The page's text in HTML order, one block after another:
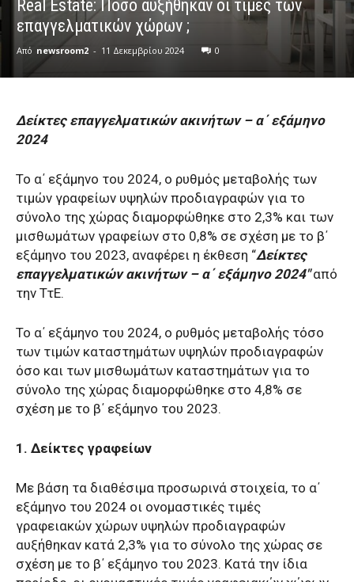
Real Estate: Πόσο αυξήθηκαν οι τιμές των
επαγγελματικών χώρων ;
Από newsroom2 - 11 Δεκεμβρίου 2024 0
Δείκτες επαγγελματικών ακινήτων – α΄ εξάμηνο
2024
Το α΄ εξάμηνο του 2024, ο ρυθμός μεταβολής των
τιμών γραφείων υψηλών προδιαγραφών για το
σύνολο της χώρας διαμορφώθηκε στο 2,3% και των
μισθωμάτων γραφείων στο 0,8% σε σχέση με το β΄
εξάμηνο του 2023, αναφέρει η έκθεση “Δείκτες
επαγγελματικών ακινήτων – α΄ εξάμηνο 2024″από
την ΤτΕ.
Το α΄ εξάμηνο του 2024, ο ρυθμός μεταβολής τόσο
των τιμών καταστημάτων υψηλών προδιαγραφών
όσο και των μισθωμάτων καταστημάτων για το
σύνολο της χώρας διαμορφώθηκε στο 4,8% σε
σχέση με το β΄ εξάμηνο του 2023.
1. Δείκτες γραφείων
Με βάση τα διαθέσιμα προσωρινά στοιχεία, το α΄
εξάμηνο του 2024 οι ονομαστικές τιμές
γραφειακών χώρων υψηλών προδιαγραφών
αυξήθηκαν κατά 2,3% για το σύνολο της χώρας σε
σχέση με το β΄ εξάμηνο του 2023. Κατά την ίδια